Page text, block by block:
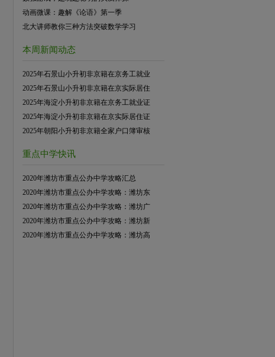
动画微课：趣解《论语》第一季
北大讲师教你三种方法突破数学学习
本周新闻动态
2025年石景山小升初非京籍在京务工就业
2025年石景山小升初非京籍在京实际居住
2025年海淀小升初非京籍在京务工就业证
2025年海淀小升初非京籍在京实际居住证
2025年朝阳小升初非京籍全家户口簿审核
重点中学快讯
2020年潍坊市重点公办中学攻略汇总
2020年潍坊市重点公办中学攻略：潍坊东
2020年潍坊市重点公办中学攻略：潍坊广
2020年潍坊市重点公办中学攻略：潍坊新
2020年潍坊市重点公办中学攻略：潍坊高